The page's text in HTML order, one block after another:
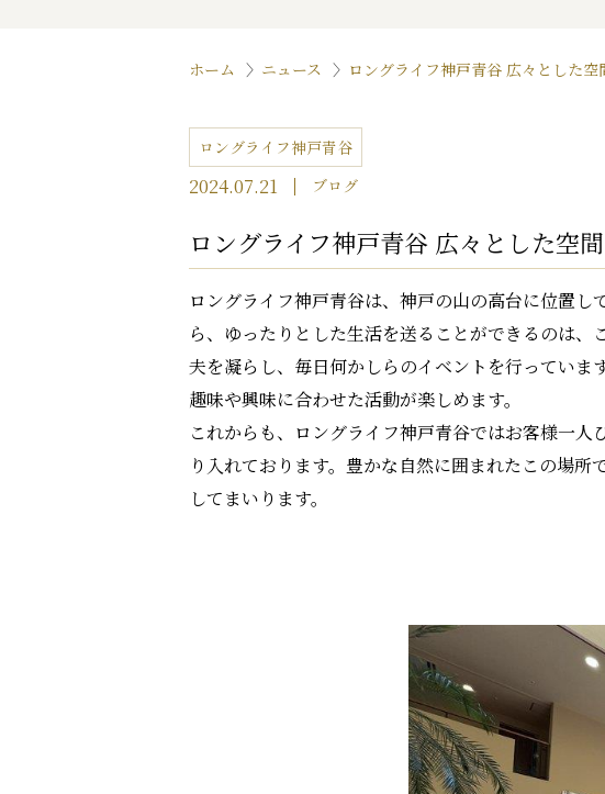
ホーム ニュース ロングライフ神戸青谷 広々とした空
ロングライフ神戸青谷
2024.07.21 ブログ
ロングライフ神戸青谷 広々とした空間
ロングライフ神戸青谷は、神戸の山の高台に位置
ら、ゆったりとした生活を送ることができるのは
夫を凝らし、毎日何かしらのイベントを行ってい
趣味や興味に合わせた活動が楽しめます。
これからも、ロングライフ神戸青谷ではお客様一
り入れております。豊かな自然に囲まれたこの場
してまいります。